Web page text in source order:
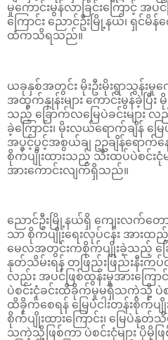
မှုကောင်းမွန်လာခြင်းကြောင့် အပ
ကြောင်း ညောင်ဦးမြို့နယ်၊ ရှင်မိန်
ထံကသိရသည်။
ယခုနှစ်အတွင်း မိုးဦးမိုးရွာသွန်း
အထွက်နှုန်းများ ကောင်းမွန်ခဲ့ပြီး
သည့် ခြောက်လမြေပဲခင်းများ လ
ခဲ့ကြောင်း၊ မိုးလယ်ရောက်ချိန် မြေ
အပွင့်ပွင့်အစွယ်ချ ဥဥချိန်ရောက်နေ
စိုက်ပျိုးထားသည့် သီးထပ်ပဲစင်းငုံမ
အားကောင်းလျက်ရှိသည်။
ညောင်ဦးမြို့နယ်ရှိ ကျေးလက်တေ
သာ စိုက်ပျိုးရေးလုပ်ငန်း အားထ
မေလအတွင်းကစိုက်ပျိုးခဲ့သည့် ခြော
နုတ်သိမ်းရန် တဖြည်းဖြည်းနီးကပ်လ
လည်း အပင်ဖြစ်ထွန်းမှုအားကြောင်
ပဲစင်းငုံခင်းထိခိုက်မှုမရှိသကဲ့သို့ ပဲစ
ထိခိုက်စေရန် မြေပဲငါးတန်းစိုက်ပျို
စိုက်ပျိုးထားကြောင်း၊ မြေပဲနုတ်
သကဲ့သို့ဖြစ်ကာ ပဲစင်းငုံများ ပိုမိုဖ